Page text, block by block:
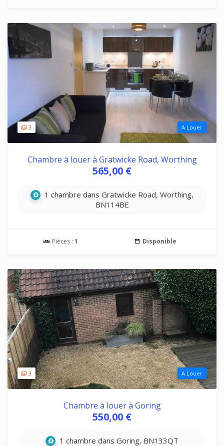
3 A Louer
Chambre à louer à Gratwicke Road, Worthing
565,00 €
1 chambre dans Gratwicke Road, Worthing,
BN114BE
Pièces : 1 Disponible
3 A Louer
Chambre à louer à Goring
550,00 €
1 chambre dans Goring, BN133QT